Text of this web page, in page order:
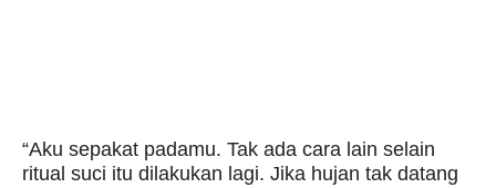
“Aku sepakat padamu. Tak ada cara lain selain
ritual suci itu dilakukan lagi. Jika hujan tak datang